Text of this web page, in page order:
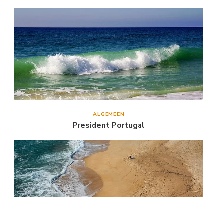
ALGEMEEN
President Portugal